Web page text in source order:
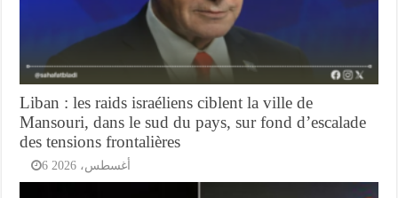
Liban : les raids israéliens ciblent la ville de
Mansouri, dans le sud du pays, sur fond d’escalade
des tensions frontalières
6 أغسطس، 2026